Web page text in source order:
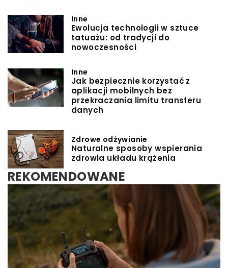
Inne
Ewolucja technologii w sztuce
tatuażu: od tradycji do
nowoczesności
Inne
Jak bezpiecznie korzystać z
aplikacji mobilnych bez
przekraczania limitu transferu
danych
Zdrowe odżywianie
Naturalne sposoby wspierania
zdrowia układu krążenia
REKOMENDOWANE